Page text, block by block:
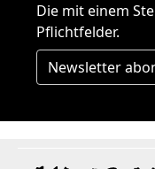
Die mit einem
Pflichtfelder.
Newsletter